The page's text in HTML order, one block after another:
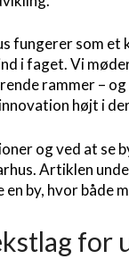
fungerer som
i faget. Vi
rammer –
højt i
og ved at se
Artiklen
by, hvor både
for